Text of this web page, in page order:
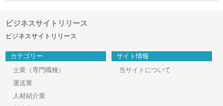
ビジネスサイトリリース
ビジネスサイトリリース
カテゴリー
士業（専門職種）
運送業
人材紹介業
サイト情報
当サイトについて